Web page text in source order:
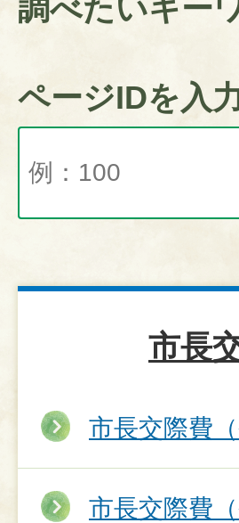
調べたいキー
ページIDを入
市長
市長交際費
市長交際費